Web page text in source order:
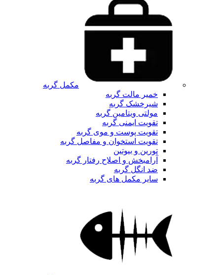
مکمل گربه
خمیر مالت گربه
شیرخشک گربه
مولتی ویتامین گربه
تقویت ایمنی گربه
تقویت پوست و موی گربه
تقویت استخوان و مفاصل گربه
تورین و بیوتین
آرامبخش و اصلاح رفتار گربه
ضد انگل گربه
سایر مکمل های گربه